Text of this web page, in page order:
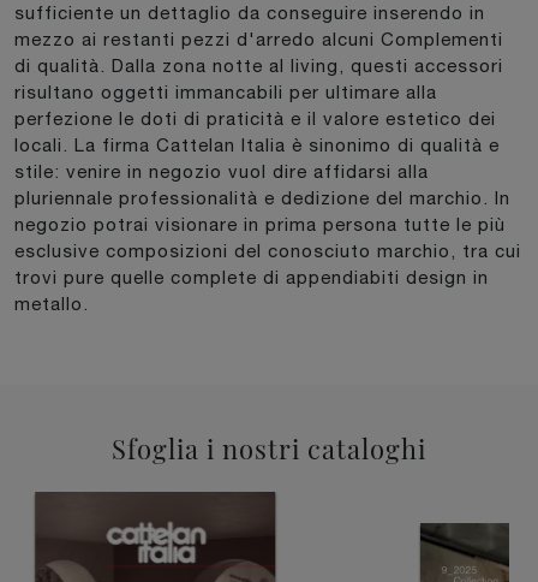
sufficiente un dettaglio da conseguire inserendo in
mezzo ai restanti pezzi d'arredo alcuni Complementi
di qualità. Dalla zona notte al living, questi accessori
risultano oggetti immancabili per ultimare alla
perfezione le doti di praticità e il valore estetico dei
locali. La firma Cattelan Italia è sinonimo di qualità e
stile: venire in negozio vuol dire affidarsi alla
pluriennale professionalità e dedizione del marchio. In
negozio potrai visionare in prima persona tutte le più
esclusive composizioni del conosciuto marchio, tra cui
trovi pure quelle complete di appendiabiti design in
metallo.
Sfoglia i nostri cataloghi